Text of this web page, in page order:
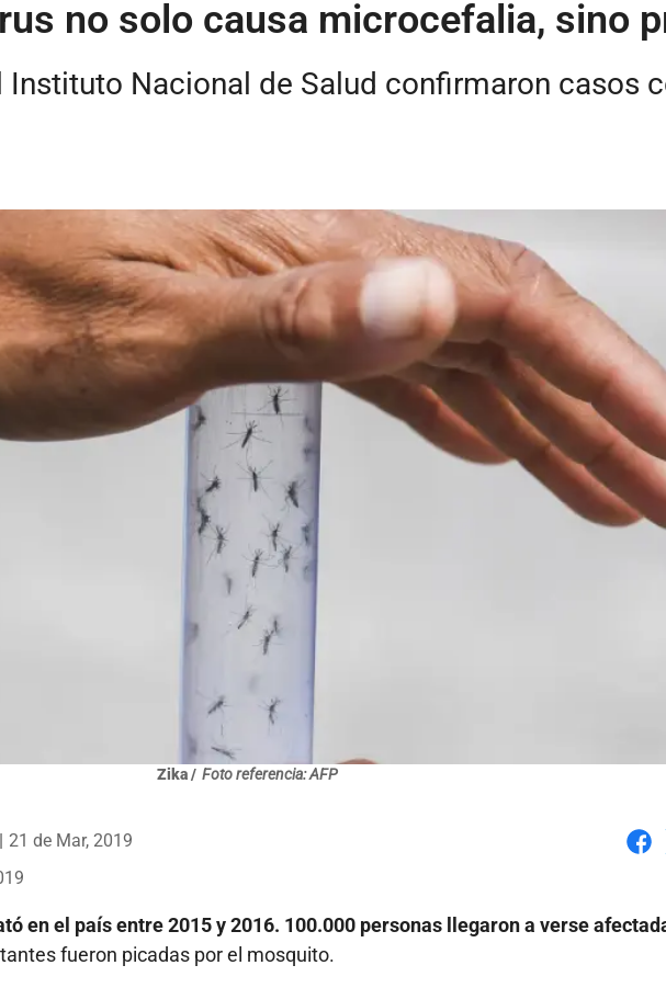
no solo causa microcefalia, sino
Instituto Nacional de Salud confirmaron casos
Zika / Foto referencia: AFP
21 de Mar, 2019
en el país entre 2015 y 2016. 100.000 personas llegaron a verse
fueron picadas por el mosquito.